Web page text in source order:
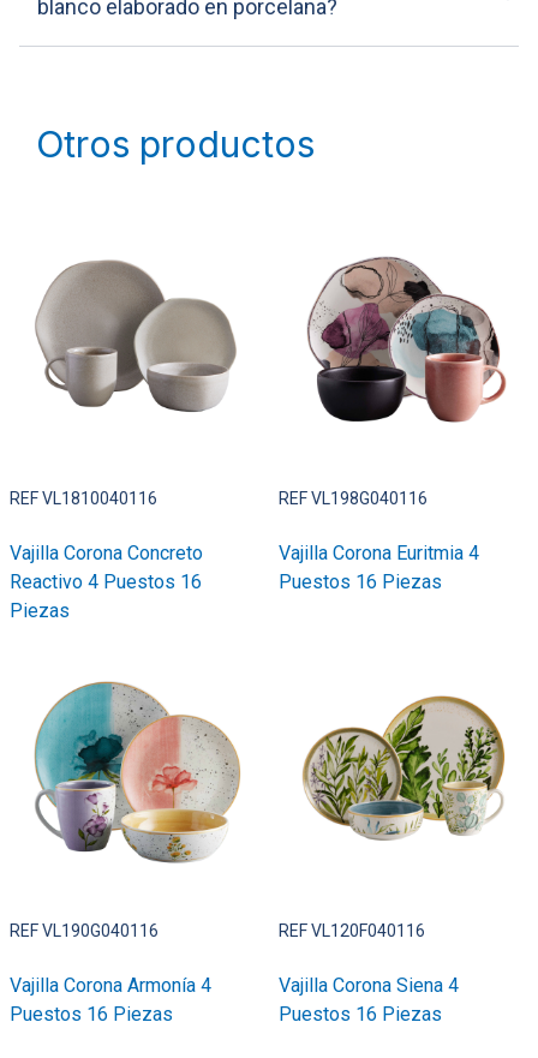
blanco elaborado en porcelana?
Otros productos
REF VL1810040116
Vajilla Corona Concreto
Reactivo 4 Puestos 16
Piezas
REF VL198G040116
Vajilla Corona Euritmia 4
Puestos 16 Piezas
REF VL190G040116
Vajilla Corona Armonía 4
Puestos 16 Piezas
REF VL120F040116
Vajilla Corona Siena 4
Puestos 16 Piezas